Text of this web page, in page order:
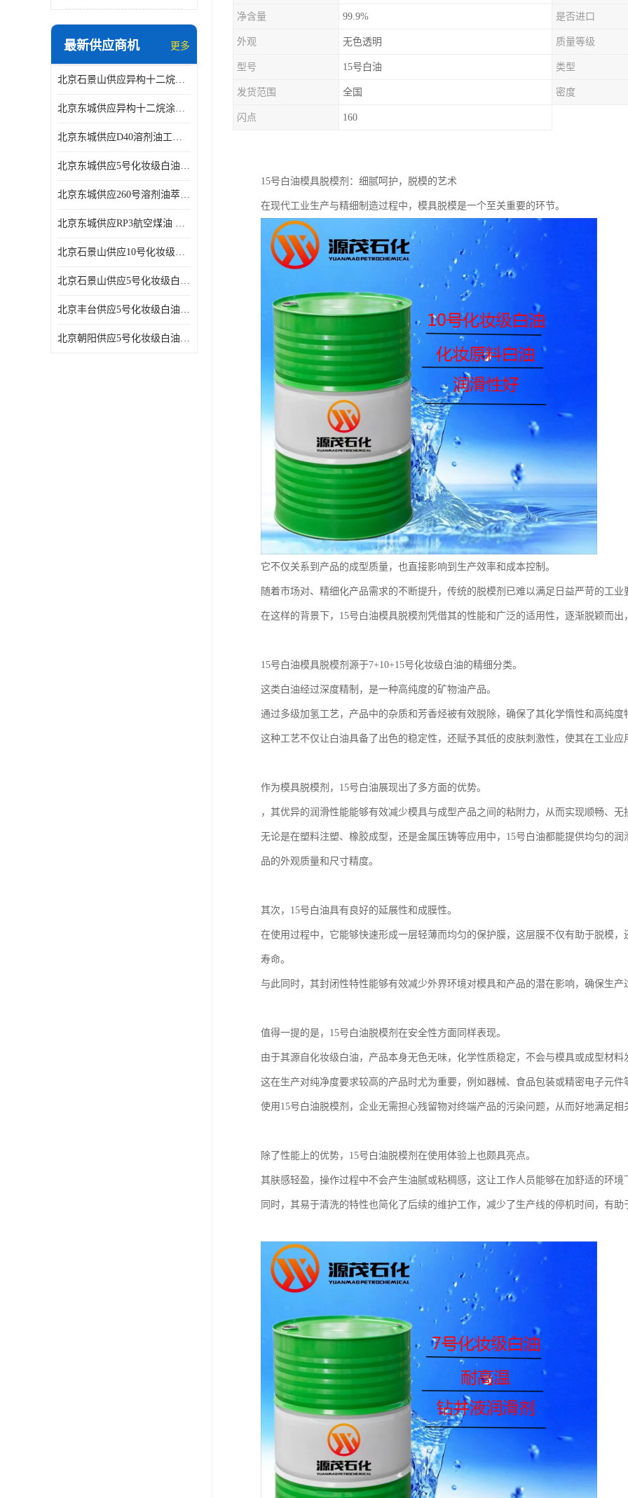
最新供应商机 更多
北京石景山供应异构十二烷香精助剂
北京东城供应异构十二烷涂料胶粘油墨稀释剂
北京东城供应D40溶剂油工业金属清洗
北京东城供应5号化妆级白油钻井液润滑剂
北京东城供应260号溶剂油萃取溶剂油金属萃取剂
北京东城供应RP3航空煤油 高含量国标工业级航空煤油燃料油 无色透明
北京石景山供应10号化妆级白油高精密机械润滑油
北京石景山供应5号化妆级白油缝纫机油 设备润滑油
北京丰台供应5号化妆级白油纤维与织物柔软光亮
北京朝阳供应5号化妆级白油纺织时的润滑剂
净含量 99.9% 是否进口
外观 无色透明 质量等级
型号 15号白油 类型
发货范围 全国 密度
闪点 160
15号白油模具脱模剂：细腻呵护，脱模的艺术
在现代工业生产与精细制造过程中，模具脱模是一个至关重要的环节。
它不仅关系到产品的成型质量，也直接影响到生产效率和成本控制。
随着市场对、精细化产品需求的不断提升，传统的脱模剂已难以满足日益严苛的工业
在这样的背景下，15号白油模具脱模剂凭借其的性能和广泛的适用性，逐渐脱颖而出
15号白油模具脱模剂源于7+10+15号化妆级白油的精细分类。
这类白油经过深度精制，是一种高纯度的矿物油产品。
通过多级加氢工艺，产品中的杂质和芳香烃被有效脱除，确保了其化学惰性和高纯度
这种工艺不仅让白油具备了出色的稳定性，还赋予其低的皮肤刺激性，使其在工业应
作为模具脱模剂，15号白油展现出了多方面的优势。
，其优异的润滑性能能够有效减少模具与成型产品之间的粘附力，从而实现顺畅、无
无论是在塑料注塑、橡胶成型，还是金属压铸等应用中，15号白油都能提供均匀的
品的外观质量和尺寸精度。
其次，15号白油具有良好的延展性和成膜性。
在使用过程中，它能够快速形成一层轻薄而均匀的保护膜，这层膜不仅有助于脱模
寿命。
与此同时，其封闭性特性能够有效减少外界环境对模具和产品的潜在影响，确保生产
值得一提的是，15号白油脱模剂在安全性方面同样表现。
由于其源自化妆级白油，产品本身无色无味，化学性质稳定，不会与模具或成型材料
这在生产对纯净度要求较高的产品时尤为重要，例如器械、食品包装或精密电子元件
使用15号白油脱模剂，企业无需担心残留物对终端产品的污染问题，从而好地满足相
除了性能上的优势，15号白油脱模剂在使用体验上也颇具亮点。
其肤感轻盈，操作过程中不会产生油腻或粘稠感，这让工作人员能够在加舒适的环境
同时，其易于清洗的特性也简化了后续的维护工作，减少了生产线的停机时间，有助